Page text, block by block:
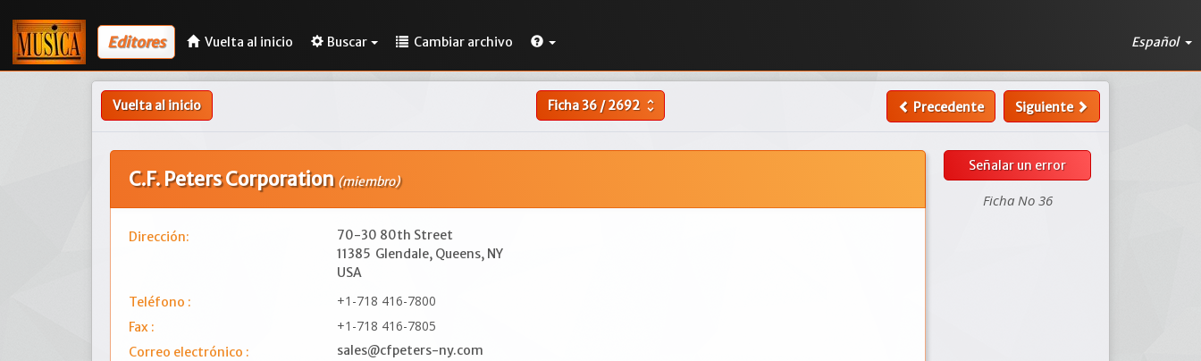
Editores Vuelta al inicio Buscar Cambiar archivo Español
Vuelta al inicio Ficha36/2692 unfold_more Precedente Siguiente
C.F. Peters Corporation (miembro)
Dirección:
70-30 80th Street
11385 Glendale, Queens, NY
USA
Teléfono :
+1-718 416-7800
Fax : +1-718 416-7805
Correo electrónico :
sales@cfpeters-ny.com
Señalar un error
Ficha No 36